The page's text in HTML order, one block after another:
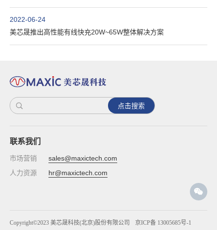
2022-06-24
美芯晟推出高性能有线快充20W~65W整体解决方案
点击搜索
联系我们
市场营销
sales@maxictech.com
人力资源
hr@maxictech.com
Copyright©2023 美芯晟科技(北京)股份有限公司 京ICP备 13005685号-1